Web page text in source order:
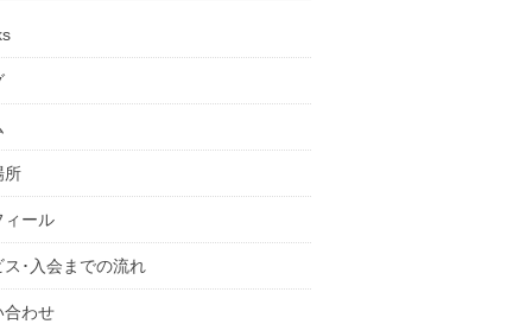
所
ィール
ス･入会までの流れ
合わせ